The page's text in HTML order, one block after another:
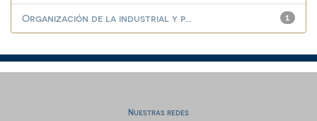
1
Organización de la industrial y p...
Nuestras redes